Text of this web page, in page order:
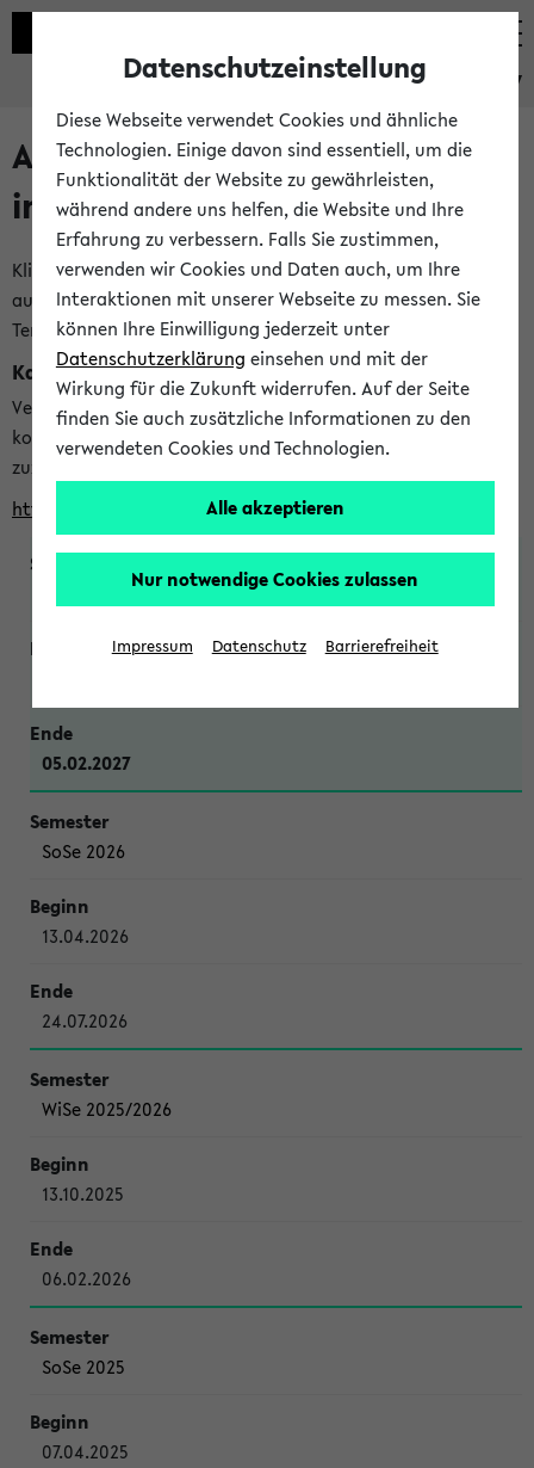
eKVV
Alle veröffentlichten Semester
im eKVV
Klicken Sie auf das Semester, welches Sie für Ihre Sitzung
auswählen möchten. Bitte beachten Sie auch die weiteren
Termine imKalender der Lehrplanung
Kalenderintegration
Verwenden Sie die folgende Adresse, um mit einer
kompatiblen Kalenderanwendung auf die Vorlesungszeiten
zuzugreifen (nähere Informationen
finden Sie hier
https://ekvv.uni-bielefeld.de/ws/calendar?vz
WiSe 2026/2027
05.02.2027
SoSe 2026
13.04.2026
24.07.2026
WiSe 2025/2026
13.10.2025
06.02.2026
SoSe 2025
07.04.2025
Datenschutzeinstellung
Diese Webseite verwendet Cookies und ähnliche
Technologien. Einige davon sind essentiell, um die
Funktionalität der Website zu gewährleisten,
während andere uns helfen, die Website und Ihre
Erfahrung zu verbessern. Falls Sie zustimmen,
verwenden wir Cookies und Daten auch, um Ihre
Interaktionen mit unserer Webseite zu messen. Sie
können Ihre Einwilligung jederzeit unter
Datenschutzerklärung einsehen und mit der
Wirkung für die Zukunft widerrufen. Auf der Seite
finden Sie auch zusätzliche Informationen zu den
verwendeten Cookies und Technologien.
Alle akzeptieren
Nur notwendige Cookies zulassen
Impressum Datenschutz Barrierefreiheit